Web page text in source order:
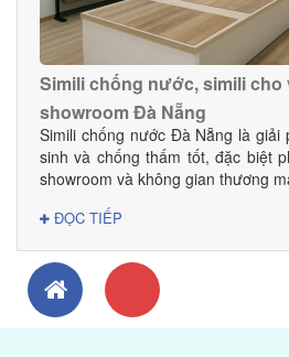
Simili chống nước, simili cho
showroom Đà Nẵng
Simili chống nước Đà Nẵng là giải
sinh và chống thấm tốt, đặc biệt
showroom và không gian thương
ĐỌC TIẾP